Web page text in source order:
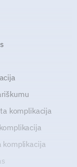
komplikacija
komplikacija